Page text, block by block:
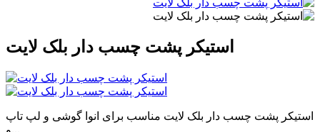
استیکر پشت چسب دار بلک لایت
استیکر پشت چسب دار بلک لایت مناسب برای انوا گوشی و لپ تاپ
و...